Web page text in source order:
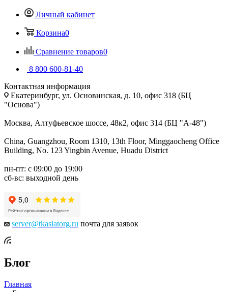
Личный кабинет
Корзина0
Сравнение товаров0
8 800 600-81-40
Контактная информация
Екатеринбург, ул. Основинская, д. 10, офис 318 (БЦ
"Основа")
Москва, Алтуфьевское шоссе, 48к2, офис 314 (БЦ "А-48")
China, Guangzhou, Room 1310, 13th Floor, Minggaocheng Office
Building, No. 123 Yingbin Avenue, Huadu District
пн-пт: с 09:00 до 19:00
сб-вс: выходной день
server@tkasiatorg.ru почта для заявок
Блог
Главная